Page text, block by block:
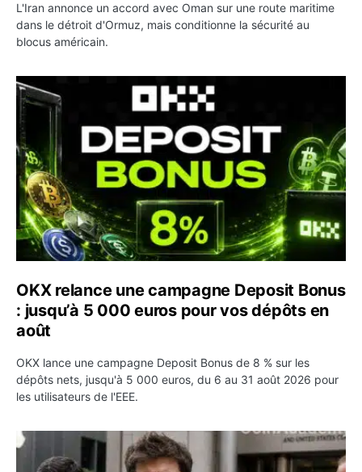
L'Iran annonce un accord avec Oman sur une route maritime
dans le détroit d'Ormuz, mais conditionne la sécurité au
blocus américain.
OKX relance une campagne Deposit Bonus : jusqu’à 5
OKX relance une campagne Deposit Bonus
: jusqu’à 5 000 euros pour vos dépôts en
août
OKX lance une campagne Deposit Bonus de 8 % sur les
dépôts nets, jusqu'à 5 000 euros, du 6 au 31 août 2026 pour
les utilisateurs de l'EEE.
OpenAI demande le rejet de la plainte d’Apple et